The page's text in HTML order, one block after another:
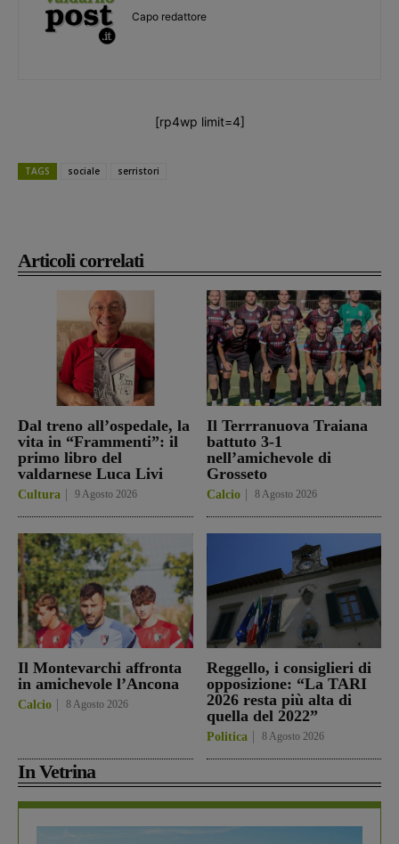
Articoli correlati
Dal treno all’ospedale, la
vita in “Frammenti”: il
primo libro del
valdarnese Luca Livi
Cultura 9 Agosto 2026
Il Terrranuova Traiana
battuto 3-1
nell’amichevole di
Grosseto
Calcio 8 Agosto 2026
Il Montevarchi affronta
in amichevole l’Ancona
Calcio 8 Agosto 2026
Reggello, i consiglieri di
opposizione: “La TARI
2026 resta più alta di
quella del 2022”
Politica 8 Agosto 2026
In Vetrina
Capo redattore
[rp4wp limit=4]
TAGS sociale serristori